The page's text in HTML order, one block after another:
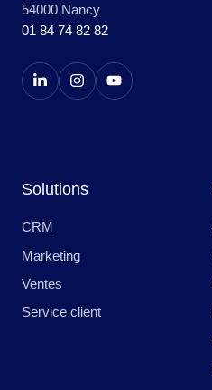
54000 Nancy
01 84 74 82 82
Solutions
CRM
Marketing
Ventes
Service client